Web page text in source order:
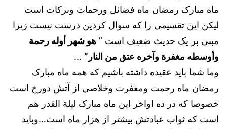
ماه مبارک رمضان ماه فضائل ورحمات وبركات است
ليكن اين تقسيمي را كه سوال كردين درست نيست زيرا
مبنى بر يک حديث ضعيف است ” هو شهر أوله رحمة
وأوسطه مغفرة وآخره عتق من النار” …
وما شما بايد عقيده داشته باشيم كه همه ماه مبارک
رمضان ماه رحمت ومغفرت وخلاصي از آتش دورخ است
خصوصا كه در ده اواخر اين ماه مبارک ليلة القدر هم
است كه ثواب عبادتش بيشتر از هزار ماه است…وبايد